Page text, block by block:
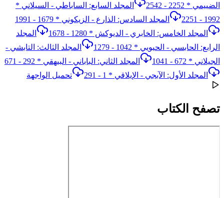
الضييمي * 2252 - 2542
المجلد السابع: الساباطي - السيلاني *
1992 - 2251
المجلد السادس: الذارع - الزيكوني * 1679 - 1991
المجلد الخامس: الخابري - الديوكش * 1280 - 1678
المجلد
الرابع: الحابسي - الحيويي * 1042 - 1279
المجلد الثالث: التابشي -
الجيلاني * 672 - 1041
المجلد الثاني: الباباني - البيهقي * 292 - 671
المجلد الأول: الآبجي - الإيلاقي * 1 - 291
تحميل الواجهة
تصفح الكتاب